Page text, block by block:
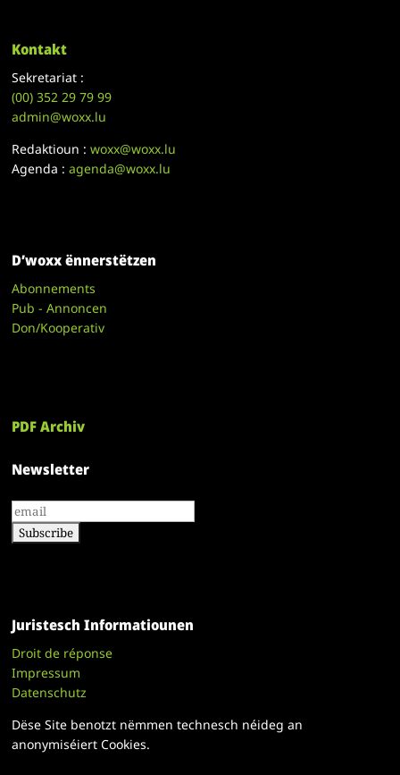
Kontakt
Sekretariat :
(00)352 29 79 99
admin@woxx.lu
Redaktioun :woxx@woxx.lu
Agenda :agenda@woxx.lu
D’woxx ënnerstëtzen
Abonnements
Pub - Annoncen
Don/Kooperativ
PDF Archiv
Newsletter
Juristesch Informatiounen
Droit de réponse
Impressum
Datenschutz
Dëse Site benotzt nëmmen technesch néideg an
anonymiséiert Cookies.